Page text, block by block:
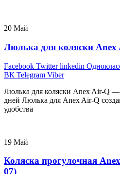
20 Май
Люлька для коляски Anex
Facebook Twitter linkedin
ВК Telegram Viber
Люлька для коляски Anex Air-Q
дней Люлька для Anex Air-Q
удобства
19 Май
Коляска прогулочная
07)